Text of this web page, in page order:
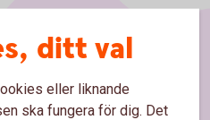
ditt val
eller liknande
ska fungera för dig. Det